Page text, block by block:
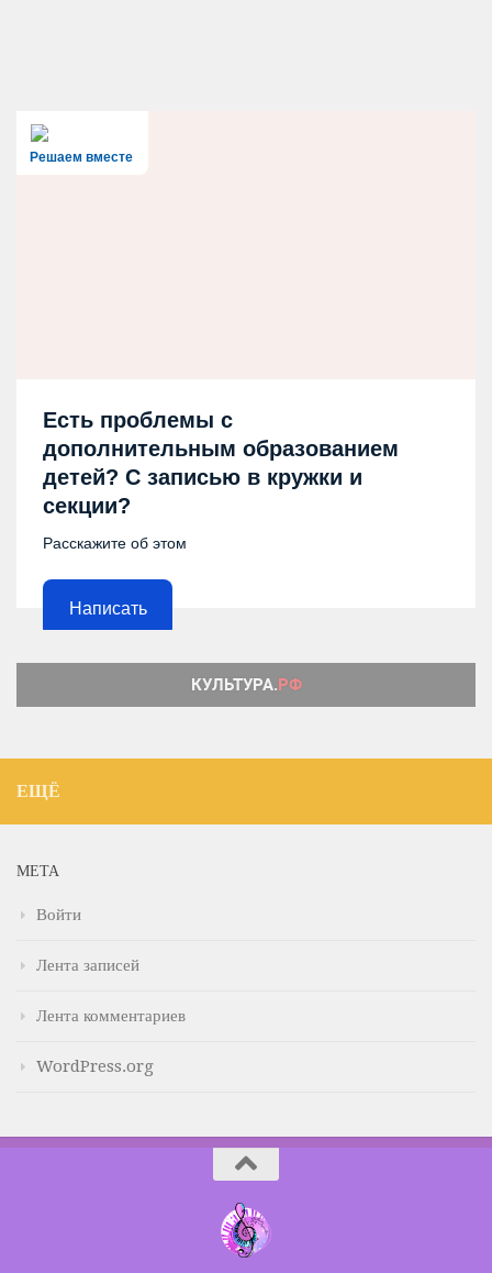
Решаем вместе
Есть проблемы с
дополнительным образованием
детей? С записью в кружки и
секции?
Расскажите об этом
Написать
ЕЩЁ
МЕТА
Войти
Лента записей
Лента комментариев
WordPress.org